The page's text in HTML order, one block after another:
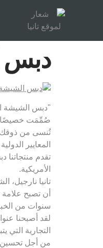
دبس
"دبس الشيشة العشبي بنكهة
صُمِّمَت خصيصًا لك
تُنسى من ذوقك
المعايير
تقدم منتجاتنا
الأمريكية.
تانيا نارجيل،
أن تصبح علامة
سنوات من
التجارية
من أجل تحسين